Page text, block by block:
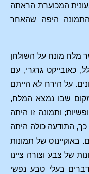
המכוערת הראתה
היפה שהאחר
מלח מונח על השולחן
כאובייקט גרגרי, עם
על הירח לא הייתם
שבו נמצא המלח,
ותמונה זו היתה
התודעה כולה היתה
באוקיינוס של תמונות
של צבע וצורה ציינו
בעלי טבע נפשי